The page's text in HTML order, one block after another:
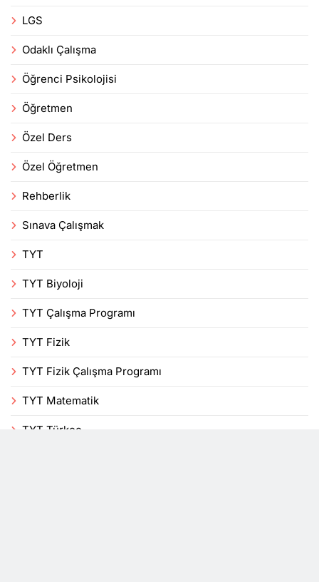
LGS
Odaklı Çalışma
Öğrenci Psikolojisi
Öğretmen
Özel Ders
Özel Öğretmen
Rehberlik
Sınava Çalışmak
TYT
TYT Biyoloji
TYT Çalışma Programı
TYT Fizik
TYT Fizik Çalışma Programı
TYT Matematik
TYT Türkçe